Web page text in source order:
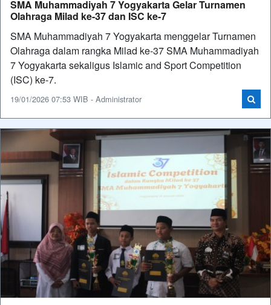
SMA Muhammadiyah 7 Yogyakarta Gelar Turnamen
Olahraga Milad ke-37 dan ISC ke-7
SMA Muhammadiyah 7 Yogyakarta menggelar Turnamen
Olahraga dalam rangka Milad ke-37 SMA Muhammadiyah
7 Yogyakarta sekaligus Islamic and Sport Competition
(ISC) ke-7.
19/01/2026 07:53 WIB - Administrator